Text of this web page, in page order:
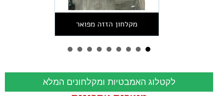
מקלחון הזזה מפואר
לקטלוג האמבטיות ומקלחונים המלא